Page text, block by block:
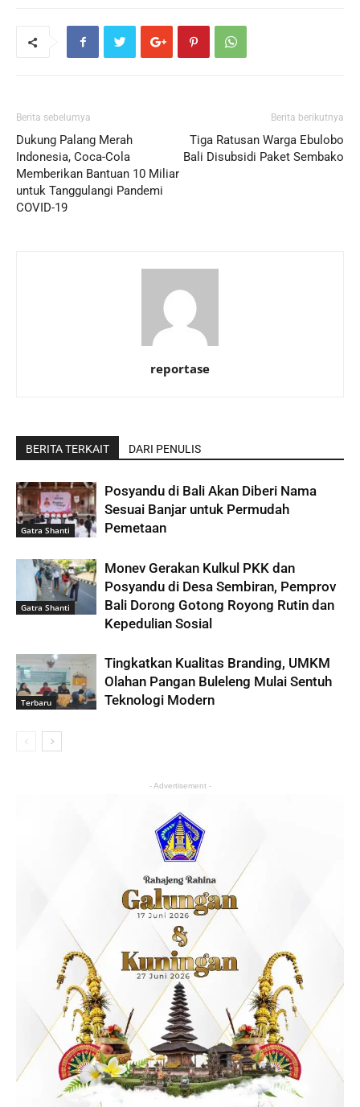
Berita sebelumya
Dukung Palang Merah
Indonesia, Coca-Cola
Memberikan Bantuan 10 Miliar
untuk Tanggulangi Pandemi
COVID-19
Berita berikutnya
Tiga Ratusan Warga Ebulobo
Bali Disubsidi Paket Sembako
reportase
BERITA TERKAIT DARI PENULIS
Gatra Shanti
Posyandu di Bali Akan Diberi Nama
Sesuai Banjar untuk Permudah
Pemetaan
Gatra Shanti
Monev Gerakan Kulkul PKK dan
Posyandu di Desa Sembiran, Pemprov
Bali Dorong Gotong Royong Rutin dan
Kepedulian Sosial
Terbaru
Tingkatkan Kualitas Branding, UMKM
Olahan Pangan Buleleng Mulai Sentuh
Teknologi Modern
- Advertisement -